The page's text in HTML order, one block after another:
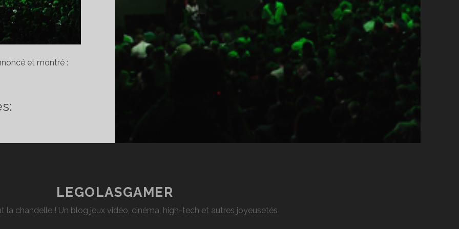
et montré :
LEGOLASGAMER
la chandelle ! Un blog jeux vidéo, cinéma, high-tech et autres joyeusetés